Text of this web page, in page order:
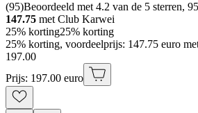
(95)Beoordeeld met 4.2 van de 5 sterren,
147.75 met Club Karwei
25% korting25% korting
25% korting, voordeelprijs: 147.75 euro
197.00
Prijs: 197.00 euro